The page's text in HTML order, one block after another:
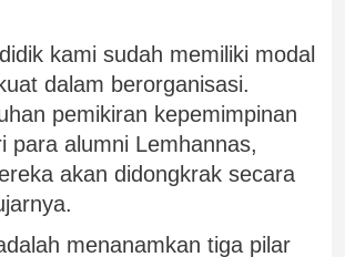
kami sudah memiliki modal
dalam berorganisasi.
pemikiran kepemimpinan
para alumni Lemhannas,
akan didongkrak secara
menanamkan tiga pilar